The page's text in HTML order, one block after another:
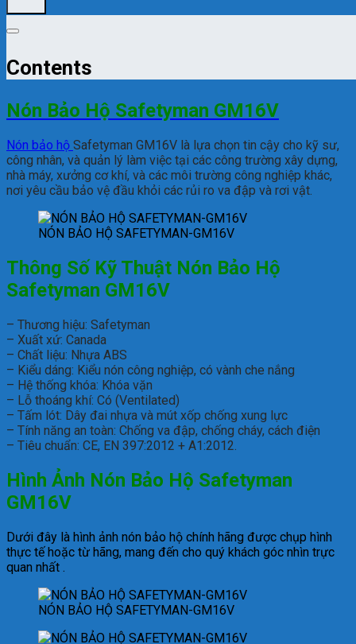
Contents
Nón Bảo Hộ Safetyman GM16V
Nón bảo hộ Safetyman GM16V là lựa chọn tin cậy cho kỹ sư,
công nhân, và quản lý làm việc tại các công trường xây dựng,
nhà máy, xưởng cơ khí, và các môi trường công nghiệp khác,
nơi yêu cầu bảo vệ đầu khỏi các rủi ro va đập và rơi vật.
NÓN BẢO HỘ SAFETYMAN-GM16V
Thông Số Kỹ Thuật Nón Bảo Hộ
Safetyman GM16V
– Thương hiệu: Safetyman
– Xuất xứ: Canada
– Chất liệu: Nhựa ABS
– Kiểu dáng: Kiểu nón công nghiệp, có vành che nắng
– Hệ thống khóa: Khóa vặn
– Lỗ thoáng khí: Có (Ventilated)
– Tấm lót: Dây đai nhựa và mút xốp chống xung lực
– Tính năng an toàn: Chống va đập, chống cháy, cách điện
– Tiêu chuẩn: CE, EN 397:2012 + A1:2012.
Hình Ảnh Nón Bảo Hộ Safetyman
GM16V
Dưới đây là hình ảnh nón bảo hộ chính hãng được chụp hình
thực tế hoặc từ hãng, mang đến cho quý khách góc nhìn trực
quan nhất .
NÓN BẢO HỘ SAFETYMAN-GM16V